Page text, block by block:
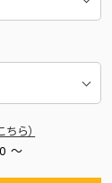
ちら）
〜